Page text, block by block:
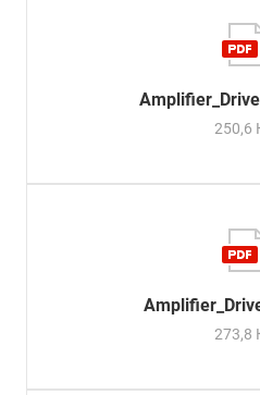
250,6
273,8